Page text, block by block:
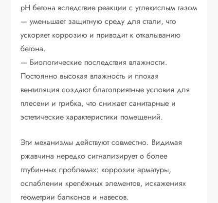
pH бетона вследствие реакции с углекислым газом
— уменьшает защитную среду для стали, что
ускоряет коррозию и приводит к откалыванию
бетона.
— Биологические последствия влажности.
Постоянно высокая влажность и плохая
вентиляция создают благоприятные условия для
плесени и грибка, что снижает санитарные и
эстетические характеристики помещений.
Эти механизмы действуют совместно. Видимая
ржавчина нередко сигнализирует о более
глубинных проблемах: коррозии арматуры,
ослаблении крепёжных элементов, искажениях
геометрии балконов и навесов.